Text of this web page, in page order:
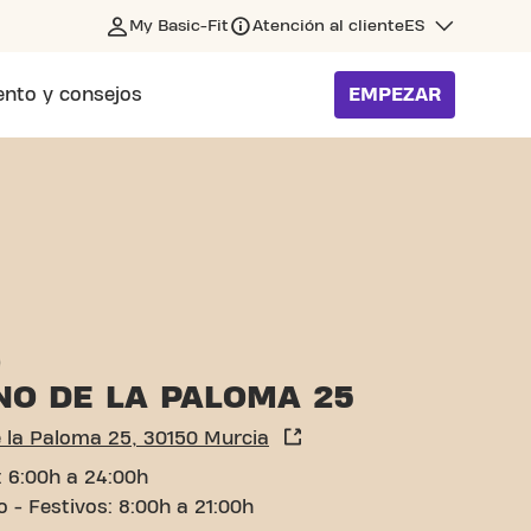
My Basic-Fit Atención al clienteES
y consejos EMPEZAR
DE LA PALOMA 25
la Paloma 25, 30150 Murcia
6:00h a 24:00h
- Festivos: 8:00h a 21:00h